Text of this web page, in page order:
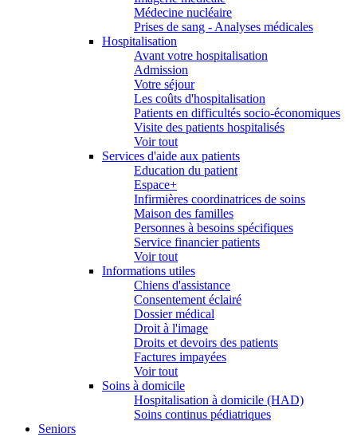
Médecine nucléaire
Prises de sang - Analyses médicales
Hospitalisation
Avant votre hospitalisation
Admission
Votre séjour
Les coûts d'hospitalisation
Patients en difficultés socio-économiques
Visite des patients hospitalisés
Voir tout
Services d'aide aux patients
Education du patient
Espace+
Infirmières coordinatrices de soins
Maison des familles
Personnes à besoins spécifiques
Service financier patients
Voir tout
Informations utiles
Chiens d'assistance
Consentement éclairé
Dossier médical
Droit à l'image
Droits et devoirs des patients
Factures impayées
Voir tout
Soins à domicile
Hospitalisation à domicile (HAD)
Soins continus pédiatriques
Seniors